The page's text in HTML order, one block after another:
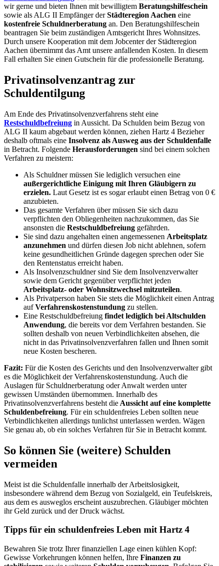
wir gerne und bieten Ihnen mit bewilligtem Beratungshilfeschein
sowie als ALG II Empfänger derStädteregion Aachen eine
kostenfreie Schuldnerberatung an. Den Beratungshilfeschein
beantragen Sie beim zuständigen Amtsgericht Ihres Wohnsitzes.
Durch unsere Kooperation mit dem Jobcenter der Städteregion
Aachen übernimmt das Amt unsere anfallenden Kosten. In diesem
Fall erhalten Sie einen Gutschein für die professionelle Beratung.
Privatinsolvenzantrag zur
Schuldentilgung
Am Ende des Privatinsolvenzverfahrens steht eine
Restschuldbefreiung in Aussicht. Da Schulden beim Bezug von
ALG II kaum abgebaut werden können, ziehen Hartz 4 Bezieher
deshalb oftmals eine Insolvenz als Ausweg aus der Schuldenfalle
in Betracht. Folgende Herausforderungen sind bei einem solchen
Verfahren zu meistern:
Als Schuldner müssen Sie lediglich versuchen eine
außergerichtliche Einigung mit Ihren Gläubigern zu
erzielen. Laut Gesetz ist es sogar erlaubt einen Betrag von 0 €
anzubieten.
Das gesamte Verfahren über müssen Sie sich dazu
verpflichten den Obliegenheiten nachzukommen, das Sie
ansonsten die Restschuldbefreiung gefährden.
Sie sind dazu angehalten einen angemessenen Arbeitsplatz
anzunehmen und dürfen diesen Job nicht ablehnen, sofern
keine gesundheitlichen Gründe dagegen sprechen oder Sie
den Rentenstatus erreicht haben.
Als Insolvenzschuldner sind Sie dem Insolvenzverwalter
sowie dem Gericht gegenüber verpflichtet jeden
Arbeitsplatz- oder Wohnsitzwechsel mitzuteilen.
Als Privatperson haben Sie stets die Möglichkeit einen Antrag
aufVerfahrenskostenstundung zu stellen.
Eine Restschuldbefreiung findet lediglich bei Altschulden
Anwendung, die bereits vor dem Verfahren bestanden. Sie
sollten deshalb von neuen Verbindlichkeiten absehen, die
nicht in das Privatinsolvenzverfahren fallen und Ihnen somit
neue Kosten bescheren.
Fazit: Für die Kosten des Gerichts und den Insolvenzverwalter gibt
es die Möglichkeit der Verfahrenskostenstundung. Auch die
Auslagen für Schuldnerberatung oder Anwalt werden unter
gewissen Umständen übernommen. Innerhalb des
Privatinsolvenzverfahrens besteht die Aussicht auf eine komplette
Schuldenbefreiung. Für ein schuldenfreies Leben sollten neue
Verbindlichkeiten allerdings tunlichst unterlassen werden. Wägen
Sie genau ab, ob ein solches Verfahren für Sie in Betracht kommt.
So können Sie (weitere) Schulden
vermeiden
Meist ist die Schuldenfalle innerhalb der Arbeitslosigkeit,
insbesondere während dem Bezug von Sozialgeld, ein Teufelskreis,
aus dem es ausweglos erscheint auszubrechen. Gläubiger möchten
ihr Geld zurück und der Druck wächst.
Tipps für ein schuldenfreies Leben mit Hartz 4
Bewahren Sie trotz Ihrer finanziellen Lage einen kühlen Kopf:
Gewisse Vorkehrungen können helfen, Ihre Finanzen zu